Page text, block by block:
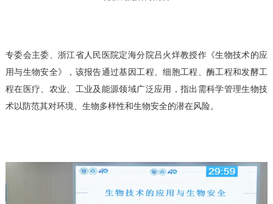
专委会主委、浙江省人民医院定海分院吕火烊教授作《生物技术的应
用与生物安全》，该报告通过基因工程、细胞工程、酶工程和发酵工
程在医疗、农业、工业及能源领域广泛应用，指出需科学管理生物技
术以防范其对环境、生物多样性和生物安全的潜在风险。